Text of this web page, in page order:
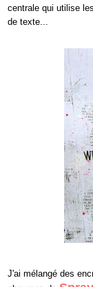
centrale qui utilise
de texte...
J'ai mélangé des